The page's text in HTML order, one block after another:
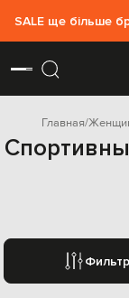
SALE ще більше
Главная